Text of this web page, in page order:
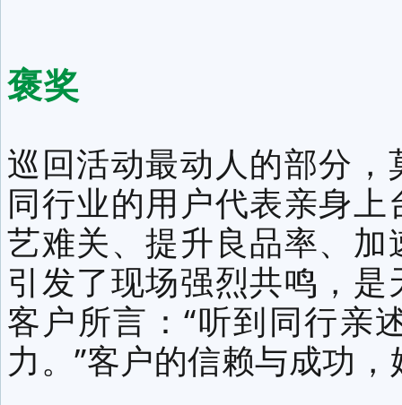
褒奖
巡回活动最动人的部分
同行业的用户代表亲身
艺难关、提升良品率、
引发了现场强烈共鸣，
客户所言：“听到同行亲
力。”客户的信赖与成功